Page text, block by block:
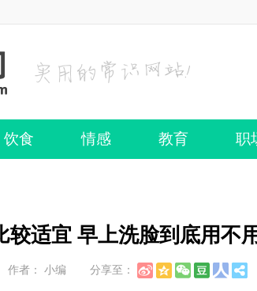
饮食 情感 教育 职
较适宜 早上洗脸到底用不
作者： 小编 分享至：